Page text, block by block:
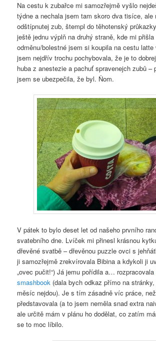
Na cestu k zubařce mi samozřejmě vyšlo
týdne a nechala jsem tam skoro dva tisíce, ale
odštípnutej zub, štempl do těhotenský
ještě jednu výplň na druhý straně, kde mi
odměnu/bolestné jsem si koupila na cestu
jsem nejdřív trochu pochybovala, že je to
huba z anestezie a pachuť spravenejch zubů –
jsem se ubezpečila, že byl. Ňom.
V pátek to bylo deset let od našeho prvního
svatebního dne. Lvíček mi přinesl krásnou
dřevěné svatbě – dřevěnou puzzle ovci s
ji samozřejmě zrekvírovala Bibina a kdykoli ji
„ovec pučit!“) Já jemu pořídila a… rozpracovala
smashbook (dala bych odkaz přímo na
měsíc nejdou). Je s tím zásadně víc práce,
představovala (a to jsem neměla snad extra
ale určitě mám v plánu ho dodělat, co zatím
se to moc líbilo.